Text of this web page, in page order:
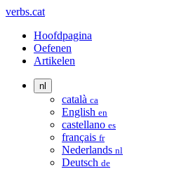
verbs.cat
Hoofdpagina
Oefenen
Artikelen
nl
català ca
English en
castellano es
français fr
Nederlands nl
Deutsch de